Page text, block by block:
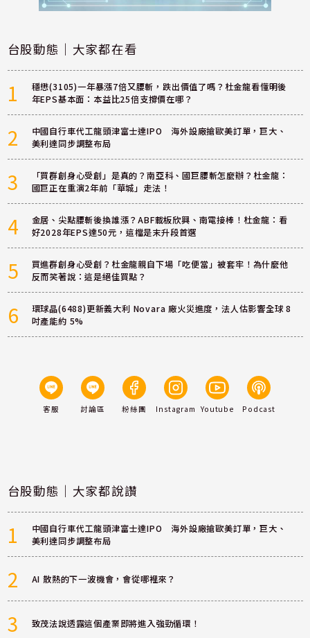
台股動態｜大家都在看
1
穩懋(3105)一年暴漲7倍又腰斬，跌出價值了嗎？杜金龍看懂明後
年EPS基本面：本益比25倍支撐價在哪？
2
中國自行車代工龍頭津富士達IPO 海外設廠搶歐美訂單，巨大、
美利達同步調整布局
3
「買群創身心受創」是真的？南亞科、國巨腰斬怎麼辦？杜金龍：
國巨正在重演2年前「華城」走法！
4
金居、尖點腰斬後換誰漲？ABF載板欣興、南電接棒！杜金龍：看
好2028年EPS達50元，這檔是末升段首選
5
買進群創身心受創？杜金龍親自下場「吃便當」被套牢！為什麼他
反而笑著說：這是絕佳買點？
6
環球晶(6488)更新義大利 Novara 廠火災進度，法人估影響全球 8
吋產能約 5%
客服 討論區 粉絲團 Instagram Youtube Podcast
台股動態｜大家都說讚
1
中國自行車代工龍頭津富士達IPO 海外設廠搶歐美訂單，巨大、
美利達同步調整布局
2 AI 散熱的下一波機會，會從哪裡來？
3 致茂法說透露這個產業即將進入強勁循環！